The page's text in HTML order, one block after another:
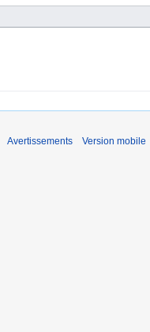
Avertissements Version mobile